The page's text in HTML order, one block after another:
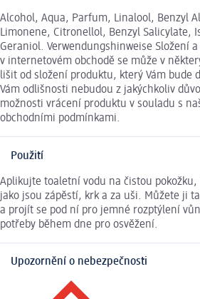
Alcohol, Aqua, Parfum, Linalool, Benzyl
Limonene, Citronellol, Benzyl Salicylate,
Geraniol. Verwendungshinweise Složení
v internetovém obchodě se může v
lišit od složení produktu, který Vám bude
Vám odlišnosti nebudou z jakýchkoliv
možnosti vrácení produktu v souladu s
obchodními podmínkami.
Použití
Aplikujte toaletní vodu na čistou
jako jsou zápěstí, krk a za uši. Můžete ji
a projít se pod ní pro jemné rozptýlení
potřeby během dne pro osvěžení.
Upozornění o nebezpečnosti